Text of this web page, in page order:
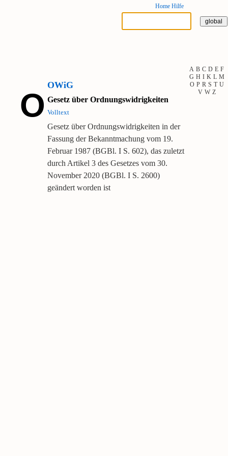
Home Hilfe
A B C D E F
G H I K L M
O P R S T U
V W Z
O
OWiG
Gesetz über Ordnungswidrigkeiten
Volltext
Gesetz über Ordnungswidrigkeiten in der
Fassung der Bekanntmachung vom 19.
Februar 1987 (BGBl. I S. 602), das zuletzt
durch Artikel 3 des Gesetzes vom 30.
November 2020 (BGBl. I S. 2600)
geändert worden ist